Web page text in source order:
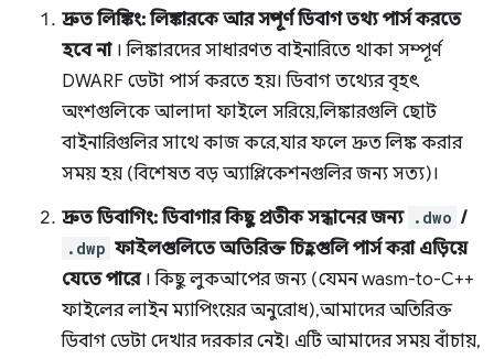
দ্রুত লিঙ্কিং: লিঙ্কারকে আর সম্পূর্ণ ডিবাগ তথ্য পার্স করতে
হবে না। লিঙ্কারদের সাধারণত বাইনারিতে থাকা সম্পূর্ণ
DWARF ডেটা পার্স করতে হয়। ডিবাগ তথ্যের বৃহৎ
অংশগুলিকে আলাদা ফাইলে সরিয়ে, লিঙ্কারগুলি ছোট
বাইনারিগুলির সাথে কাজ করে, যার ফলে দ্রুত লিঙ্ক করার
সময় হয় (বিশেষত বড় অ্যাপ্লিকেশনগুলির জন্য সত্য)।
দ্রুত ডিবাগিং: ডিবাগার কিছু প্রতীক সন্ধানের জন্য .dwo /
.dwp ফাইলগুলিতে অতিরিক্ত চিহ্নগুলি পার্স করা এড়িয়ে
যেতে পারে। কিছু লুকআপের জন্য (যেমন wasm-to-C++
ফাইলের লাইন ম্যাপিংয়ের অনুরোধ), আমাদের অতিরিক্ত
ডিবাগ ডেটা দেখার দরকার নেই। এটি আমাদের সময় বাঁচায়,